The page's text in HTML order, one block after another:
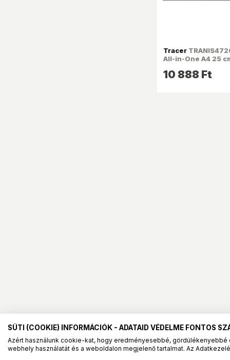
Tracer
All-in-One A4 25
10 888 Ft
SÜTI (COOKIE) INFORMÁCIÓK - ADATAID VÉDELME FONTOS
Azért használunk cookie-kat, hogy eredményesebbé,
webhely használatát és a weboldalon megjelenő tartalmat. Az